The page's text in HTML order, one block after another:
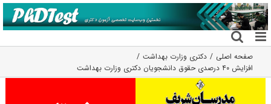
رفتن
به
محتوا
صفحه اصلی
دکتری وزارت بهداشت
افزایش ۴۰ درصدی حقوق دانشجویان دکتری وزارت بهداشت